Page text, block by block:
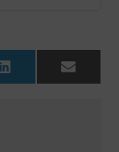
LinkedIn Email